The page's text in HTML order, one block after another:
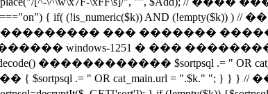
{ if( (!is_numeric($k)) AND (!empty($k)) )
8, ��������� ��� �������
windows-1251 � ���
$sortpsql .= " OR
{ $sortpsql .= " OR cat_main.url = ".$k." ";